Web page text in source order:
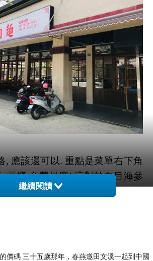
, 應該還可以. 重點是菜單右下角
豆漿 免費供應! 這對於白目海參
致命的誘惑. 本來想說按照慣例,
茶牛肉炒飯...而且這邊有低消85
吧?
海參就點一個特別的, 蒜味牛肉
繼續閱讀
價碼 三十五歲那年，春燕邀田文溪一起到中國